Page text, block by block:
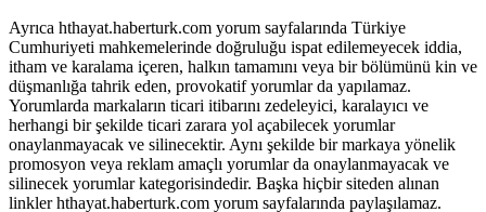
Ayrıca hthayat.haberturk.com yorum sayfalarında Türkiye
Cumhuriyeti mahkemelerinde doğruluğu ispat edilemeyecek iddia,
itham ve karalama içeren, halkın tamamını veya bir bölümünü kin ve
düşmanlığa tahrik eden, provokatif yorumlar da yapılamaz.
Yorumlarda markaların ticari itibarını zedeleyici, karalayıcı ve
herhangi bir şekilde ticari zarara yol açabilecek yorumlar
onaylanmayacak ve silinecektir. Aynı şekilde bir markaya yönelik
promosyon veya reklam amaçlı yorumlar da onaylanmayacak ve
silinecek yorumlar kategorisindedir. Başka hiçbir siteden alınan
linkler hthayat.haberturk.com yorum sayfalarında paylaşılamaz.